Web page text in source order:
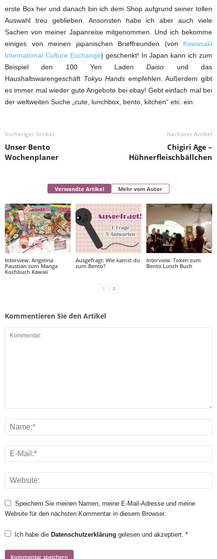
erste Box her und danach bin ich dem Shop aufgrund seiner tollen
Auswahl treu geblieben. Ansonsten habe ich aber auch viele
Sachen von meiner Japanreise mitgenommen. Und ich bekomme
einiges von meinen japanischen Brieffreunden (von Kawasaki
International Culture Exchange) geschenkt! In Japan kann ich zum
Beispiel den 100 Yen LadenDaiso und das
Haushaltswarengeschäft Tokyu Hands empfehlen. Außerdem gibt
es immer mal wieder gute Angebote bei ebay! Gebt einfach mal bei
der weltweiten Suche „cute, lunchbox, bento, kitchen“ etc. ein.
Vorheriger Artikel
Unser Bento
Wochenplaner
Nächster Artikel
Chigiri Age –
Hühnerfleischbällchen
Verwandte Artikel Mehr vom Autor
Interview: Angelina
Paustian zum Manga
Kochbuch Kawaii
Ausgefragt: Wie kamst du
zum Bento?
Interview: Token zum
Bento Lunch Buch
Kommentieren Sie den Artikel
Speichern Sie meinen Namen, meine E-Mail-Adresse und meine
Website für den nächsten Kommentar in diesem Browser.
Ich habe die Datenschutzerklärung gelesen und akzeptiert. *